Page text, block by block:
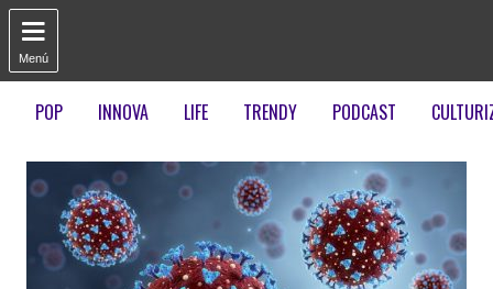

Menú
POP INNOVA LIFE TRENDY PODCAST